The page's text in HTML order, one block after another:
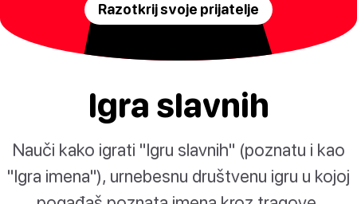
Razotkrij svoje prijatelje
Igra slavnih
Nauči kako igrati "Igru slavnih" (poznatu i kao
"Igra imena"), urnebesnu društvenu igru u kojoj